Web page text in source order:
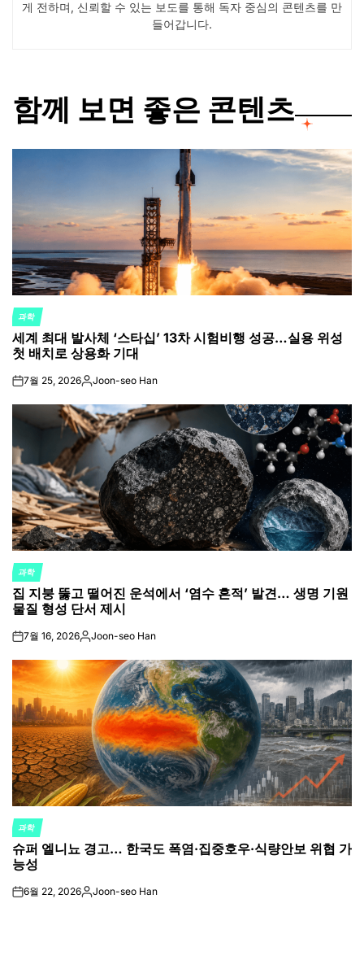
게 전하며, 신뢰할 수 있는 보도를 통해 독자 중심의 콘텐츠를 만
들어갑니다.
함께 보면 좋은 콘텐츠
POSTED
IN
과학
세계 최대 발사체 ‘스타십’ 13차 시험비행 성공…실용 위성
첫 배치로 상용화 기대
on7월 25, 2026Posted
Joon-seo Han
POSTED
IN
과학
집 지붕 뚫고 떨어진 운석에서 ‘염수 흔적’ 발견… 생명 기원
물질 형성 단서 제시
on7월 16, 2026Posted
Joon-seo Han
POSTED
IN
과학
슈퍼 엘니뇨 경고… 한국도 폭염·집중호우·식량안보 위협 가
능성
on6월 22, 2026Posted
Joon-seo Han